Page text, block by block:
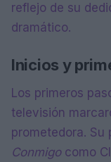
reflejo de su
dramático.
Inicios y
Los primeros
televisión
prometedora. Su
Conmigocomo